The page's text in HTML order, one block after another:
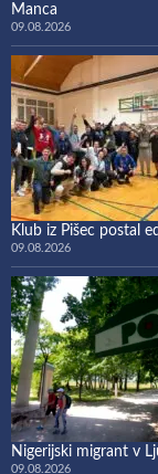
Manca
09.08.2026
Klub iz Pišec postal
09.08.2026
Nigerijski migrant v
09.08.2026